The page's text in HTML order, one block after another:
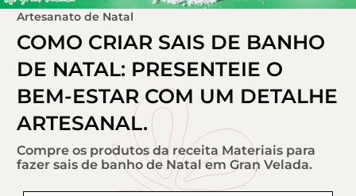
Artesanato de Natal
COMO CRIAR SAIS DE BANHO
DE NATAL: PRESENTEIE O
BEM-ESTAR COM UM DETALHE
ARTESANAL.
Compre os produtos da receita Materiais para
fazer sais de banho de Natal em Gran Velada.